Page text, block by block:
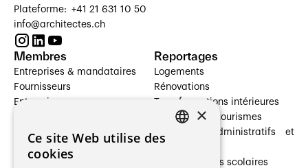
Plateforme: +41 21 631 10 50
info@architectes.ch
Membres
Entreprises & mandataires
Fournisseurs
Entreprises
Architectes paysagistes
Architectes d'intérieur
Reportages
Logements
Rénovations
Transformations intérieures
Hôtelleries et tourismes
Bâtiments administratifs et
Établissements scolaires
×
Ce site Web utilise des
cookies